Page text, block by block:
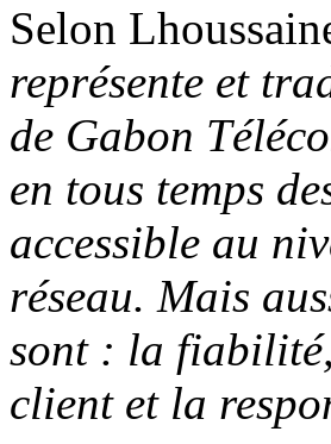
Selon
représente et
de Gabon
en tous temps
accessible au
réseau. Mais
sont : la
client et la